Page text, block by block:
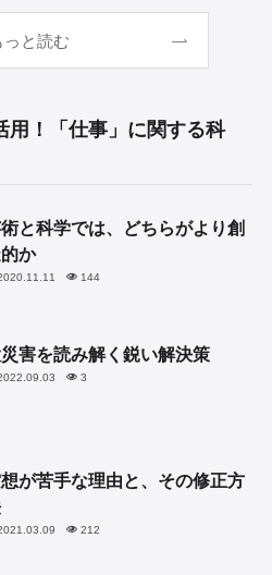
っと読む
用！「仕事」に関する科
と科学では、どちらがより創
か
144
害を読み解く鋭い解決策
3
が苦手な理由と、その修正方
212